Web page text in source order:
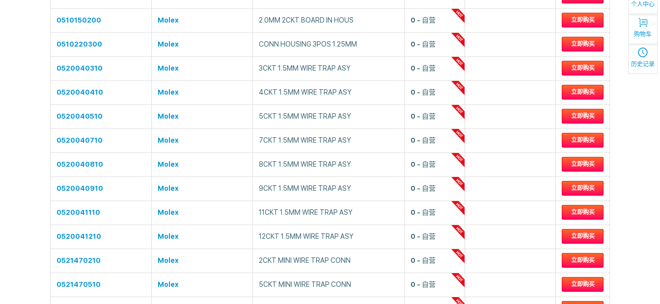
个人中心
购物车
历史记录
0510150200 Molex 2.0MM 2CKT BOARD IN HOUS 0 自营 立即购买
0510220300 Molex CONN HOUSING 3POS 1.25MM 0 自营 立即购买
0520040310 Molex 3CKT 1.5MM WIRE TRAP ASY 0 自营 立即购买
0520040410 Molex 4CKT 1.5MM WIRE TRAP ASY 0 自营 立即购买
0520040510 Molex 5CKT 1.5MM WIRE TRAP ASY 0 自营 立即购买
0520040710 Molex 7CKT 1.5MM WIRE TRAP ASY 0 自营 立即购买
0520040810 Molex 8CKT 1.5MM WIRE TRAP ASY 0 自营 立即购买
0520040910 Molex 9CKT 1.5MM WIRE TRAP ASY 0 自营 立即购买
0520041110 Molex 11CKT 1.5MM WIRE TRAP ASY 0 自营 立即购买
0520041210 Molex 12CKT 1.5MM WIRE TRAP ASY 0 自营 立即购买
0521470210 Molex 2CKT MINI WIRE TRAP CONN 0 自营 立即购买
0521470510 Molex 5CKT MINI WIRE TRAP CONN 0 自营 立即购买